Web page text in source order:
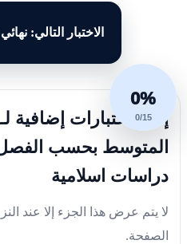
الاختبار التالي:
0%
0/15
إليك اختبارات إضافية
المتوسط بحسب الفصل
دراسات اسلامية
لا يتم عرض هذا الجزء إلا عند
الصفحة.